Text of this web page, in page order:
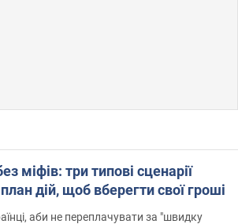
міфів: три типові сценарії
дій, щоб вберегти свої гроші
аби не переплачувати за "швидку